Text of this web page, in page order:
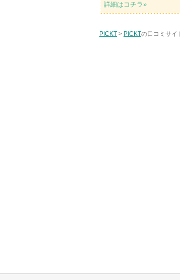
詳細はコチラ»
PICKT > PICKTの口コミサイ